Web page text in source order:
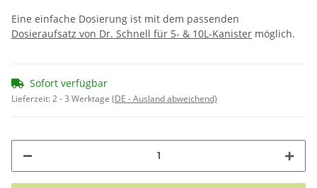
Eine einfache Dosierung ist mit dem passenden
Dosieraufsatz von Dr. Schnell für 5- & 10L-Kanister möglich.
Sofort verfügbar
Lieferzeit:2 - 3 Werktage (DE - Ausland abweichend)